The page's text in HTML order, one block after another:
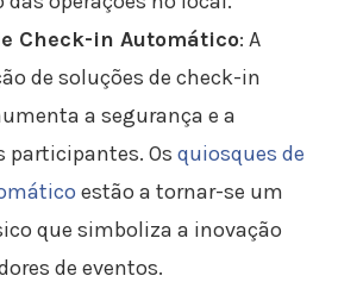
Check-in Automático: A
de soluções de check-in
a segurança e a
participantes. Os quiosques de
estão a tornar-se um
que simboliza a inovação
de eventos.